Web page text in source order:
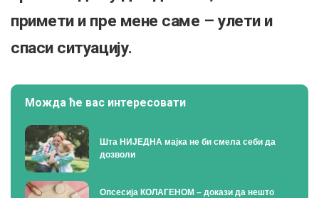
примети и пре мене саме – улети и
спаси ситуацију.
Можда ће вас интересовати
Шта НИЈЕДНА мајка не би смела себи да
дозволи
Опсесија КОЛАГЕНОМ – докази да нешто